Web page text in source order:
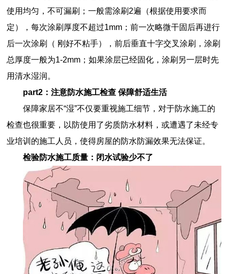
使用均匀，不可漏刷；一般需涂刷2遍（根据使用要求而
定）
，每次涂刷厚度不超过1mm；前一次略微干固后再进行
后一次涂刷
（ 刚好不粘手）
，前后垂直十字交叉涂刷，涂刷
总厚度一般为1-2mm；如果涂层已经固化，涂刷另一层时先
用清水湿润。
part2：注意防水施工检查 保障舒适生活
保障家居不“湿”不仅要重视施工细节，对于防水施工的
检查也很重要，以防使用了劣质防水材料，或遭遇了未经专
业培训的施工人员，使得房屋的防水防漏效果无法保证。
检验防水施工质量：闭水试验少不了